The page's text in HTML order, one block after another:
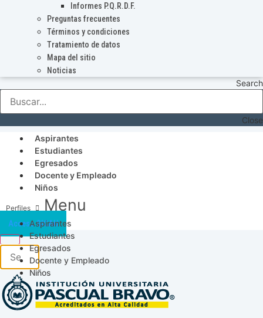
Informes P.Q.R.D.F.
Preguntas frecuentes
Términos y condiciones
Tratamiento de datos
Mapa del sitio
Noticias
Search
Close
Aspirantes
Estudiantes
Egresados
Docente y Empleado
Niños
Menu
Aspirantes
Estudiantes
Egresados
Docente y Empleado
Niños
Acceso SICAU